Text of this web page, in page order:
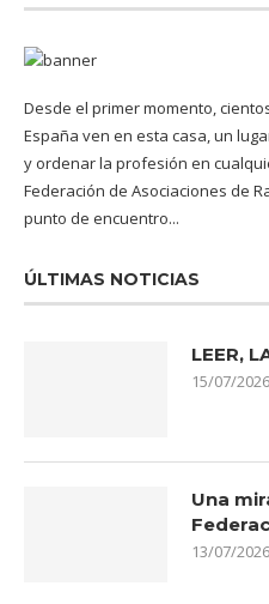
Desde el primer momento,
España ven en esta casa, un
y ordenar la profesión en
Federación de Asociaciones de
punto de encuentro...
ÚLTIMAS NOTICIAS
LEER,
15/07/2026
Una
13/07/2026